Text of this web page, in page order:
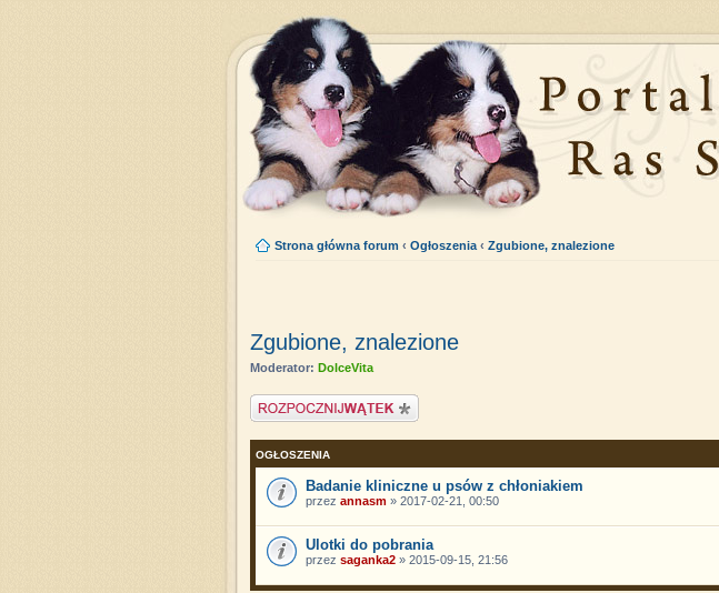
Strona główna forum ‹ Ogłoszenia ‹ Zgubione, znalezione
Zgubione, znalezione
Moderator: DolceVita
Napisz wątek
OGŁOSZENIA
Badanie kliniczne u psów z chłoniakiem
przez annasm» 2017-02-21, 00:50
Ulotki do pobrania
przez saganka2» 2015-09-15, 21:56